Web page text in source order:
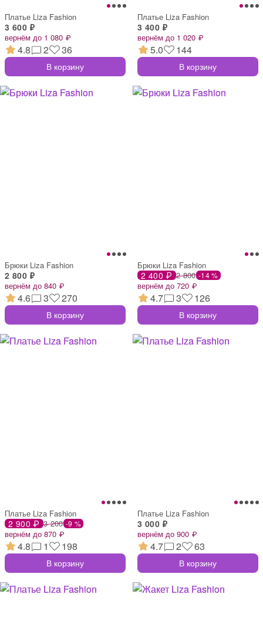
Платье Liza Fashion
3 600 ₽
вернём до 1 080 ₽
4.8 2 36
В корзину
Платье Liza Fashion
3 400 ₽
вернём до 1 020 ₽
5.0 144
В корзину
Брюки Liza Fashion
2 800 ₽
вернём до 840 ₽
4.6 3 270
В корзину
Брюки Liza Fashion
2 400 ₽ 2 800 -14 %
вернём до 720 ₽
4.7 3 126
В корзину
Платье Liza Fashion
2 900 ₽ 3 200 -9 %
вернём до 870 ₽
4.8 1 198
В корзину
Платье Liza Fashion
3 000 ₽
вернём до 900 ₽
4.7 2 63
В корзину